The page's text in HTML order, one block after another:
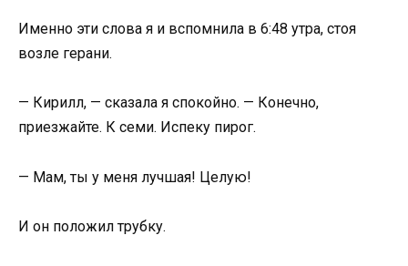
Именно эти слова я и вспомнила в 6:48 утра, стоя
возле герани.
— Кирилл, — сказала я спокойно. — Конечно,
приезжайте. К семи. Испеку пирог.
— Мам, ты у меня лучшая! Целую!
И он положил трубку.